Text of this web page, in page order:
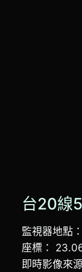
台20線
監視器地點
座標：
即時影像來源